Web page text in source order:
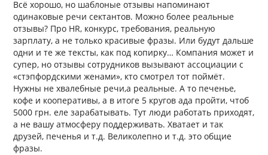
Всё хорошо, но шаблоные отзывы напоминают
одинаковые речи сектантов. Можно более реальные
отзывы? Про HR, конкурс, требования, реальную
зарплату, а не только красивые фразы. Или будут дальше
одни и те же тексты, как под копирку… Компания может и
супер, но отзывы сотрудников вызывают ассоциации с
«стэпфордскими женами», кто смотрел тот поймёт.
Нужны не хвалебные речи,а реальные. А то печенье,
кофе и кооперативы, а в итоге 5 кругов ада пройти, чтоб
5000 грн. еле зарабатывать. Тут люди работать приходят,
а не вашу атмосферу поддерживать. Хватает и так
друзей, печенья и т.д. Великолепно и т.д. это общие
фразы.